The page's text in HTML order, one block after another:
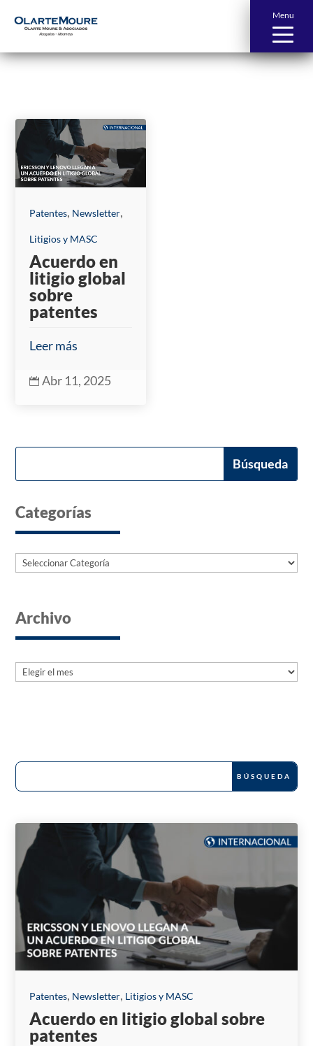
Menu
Patentes, Newsletter,
Litigios y MASC
Acuerdo en
litigio global
sobre
patentes
Leer más
 Abr 11, 2025
Categorías
Categorías
Archivo
Archives
Patentes, Newsletter, Litigios y MASC
Acuerdo en litigio global sobre
patentes